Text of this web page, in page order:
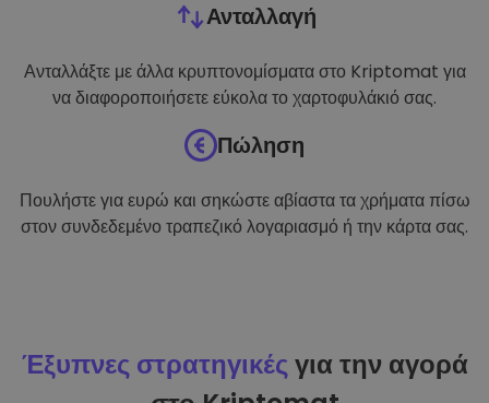
Ανταλλαγή
Ανταλλάξτε με άλλα κρυπτονομίσματα στο Kriptomat για
να διαφοροποιήσετε εύκολα το χαρτοφυλάκιό σας.
Πώληση
Πουλήστε για ευρώ και σηκώστε αβίαστα τα χρήματα πίσω
στον συνδεδεμένο τραπεζικό λογαριασμό ή την κάρτα σας.
Έξυπνες στρατηγικέςγια την αγορά